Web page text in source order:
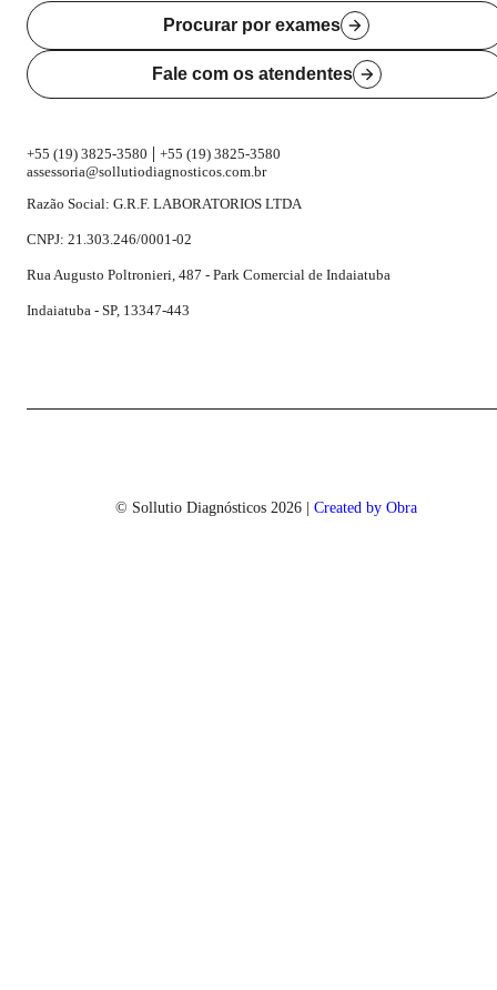
+55 (19) 3825-3580 | +55 (19) 3825-3580
assessoria@sollutiodiagnosticos.com.br
Razão Social: G.R.F. LABORATORIOS LTDA
CNPJ: 21.303.246/0001-02
Rua Augusto Poltronieri, 487 - Park Comercial de Indaiatuba
Indaiatuba - SP, 13347-443
Procurar por exames
Fale com os atendentes
© Sollutio Diagnósticos 2026 | Created by Obra